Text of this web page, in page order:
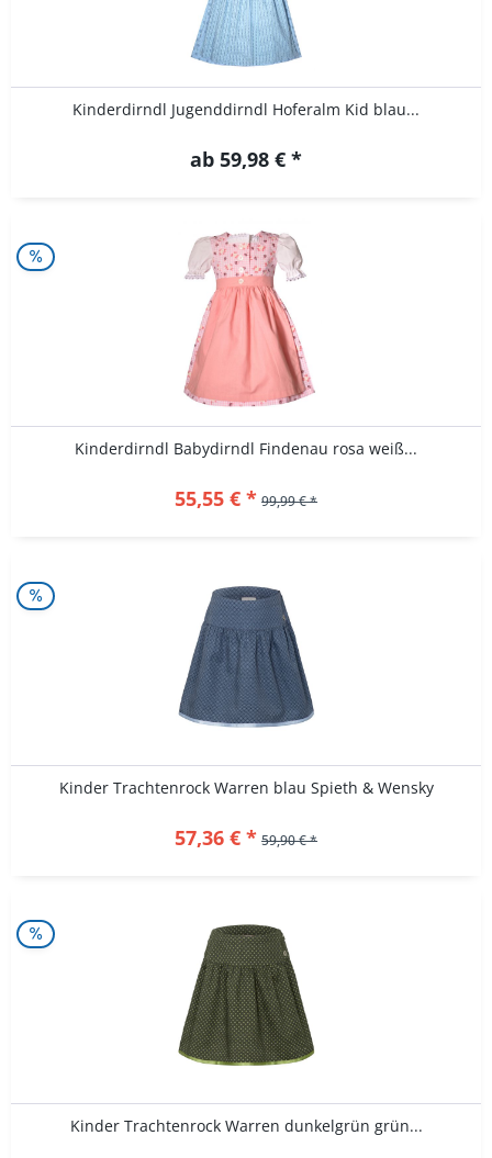
Kinderdirndl Jugenddirndl Hoferalm Kid blau...
ab 59,98 € *
Kinderdirndl Babydirndl Findenau rosa weiß...
55,55 € * 99,99 € *
Kinder Trachtenrock Warren blau Spieth & Wensky
57,36 € * 59,90 € *
Kinder Trachtenrock Warren dunkelgrün grün...